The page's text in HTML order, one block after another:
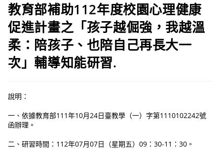
教育部補助112年度校園心理健康
促進計畫之「孩子越倔強，我越溫
柔：陪孩子、也陪自己再長大一
次」輔導知能研習.
說明：
一、依據教育部111年10月24日臺教學（一）字第1110102242號
函辦理。
二、研習時間：112年07月07日（星期五）09：30-11：30。